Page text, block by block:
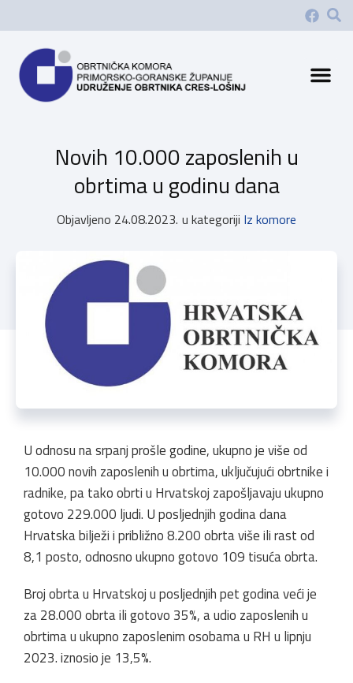
Novih 10.000 zaposlenih u
obrtima u godinu dana
Objavljeno 24.08.2023. u kategoriji Iz komore
U odnosu na srpanj prošle godine, ukupno je više od
10.000 novih zaposlenih u obrtima, uključujući obrtnike i
radnike, pa tako obrti u Hrvatskoj zapošljavaju ukupno
gotovo 229.000 ljudi. U posljednjih godina dana
Hrvatska bilježi i približno 8.200 obrta više ili rast od
8,1 posto, odnosno ukupno gotovo 109 tisuća obrta.
Broj obrta u Hrvatskoj u posljednjih pet godina veći je
za 28.000 obrta ili gotovo 35%, a udio zaposlenih u
obrtima u ukupno zaposlenim osobama u RH u lipnju
2023. iznosio je 13,5%.